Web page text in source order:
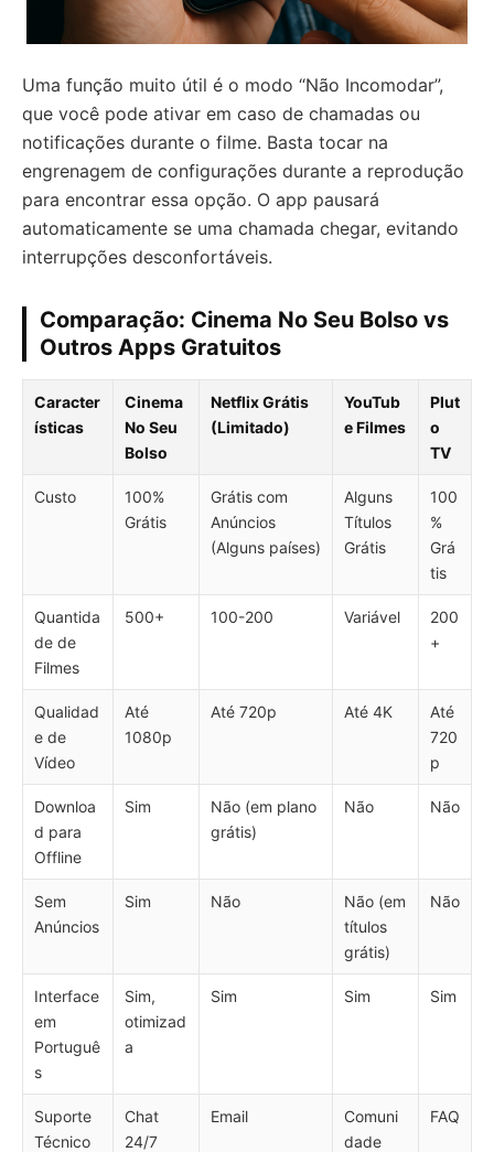
Uma função muito útil é o modo “Não Incomodar”,
que você pode ativar em caso de chamadas ou
notificações durante o filme. Basta tocar na
engrenagem de configurações durante a reprodução
para encontrar essa opção. O app pausará
automaticamente se uma chamada chegar, evitando
interrupções desconfortáveis.
Comparação: Cinema No Seu Bolso vs
Outros Apps Gratuitos
Caracter
ísticas
Cinema
No Seu
Bolso
Netflix Grátis
(Limitado)
YouTub
e Filmes
Plut
o
TV
Custo
100%
Grátis
Grátis com
Anúncios
(Alguns países)
Alguns
Títulos
Grátis
100
%
Grá
tis
Quantida
de de
Filmes
500+ 100-200 Variável
200
+
Qualidad
e de
Vídeo
Até
1080p
Até 720p Até 4K
Até
720
p
Downloa
d para
Offline
Sim
Não (em plano
grátis)
Não Não
Sem
Anúncios
Sim Não
Não (em
títulos
grátis)
Não
Interface
em
Portuguê
s
Sim,
otimizad
a
Sim Sim Sim
Suporte
Técnico
Chat
24/7
Email
Comuni
dade
FAQ